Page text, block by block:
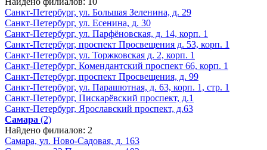
Санкт-Петербург, ул. Большая Зеленина, д. 29
Санкт-Петербург, ул. Есенина, д. 30
Санкт-Петербург, ул. Парфёновская, д. 14, корп. 1
Санкт-Петербург, проспект Просвещения д. 53, корп. 1
Санкт-Петербург, ул. Торжковская д. 2, корп. 1
Санкт-Петербург, Комендантский проспект 66, корп. 1
Санкт-Петербург, проспект Просвещения, д. 99
Санкт-Петербург, ул. Парашютная, д. 63, корп. 1, стр. 1
Санкт-Петербург, Пискарёвский проспект, д.1
Санкт-Петербург, Ярославский проспект, д.63
Самара (2)
Найдено филиалов: 2
Самара, ул. Ново-Садовая, д. 163